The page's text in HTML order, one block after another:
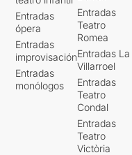
Entradas
ópera
Entradas
improvisación
Entradas
monólogos
Entradas
Teatro
Romea
Entradas La
Villarroel
Entradas
Teatro
Condal
Entradas
Teatro
Victòria